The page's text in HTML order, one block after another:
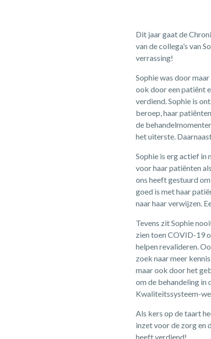
Dit jaar gaat de
van de collega’s van
verrassing!
Sophie was door
ook door een patiënt
verdiend. Sophie is
beroep, haar
de
het uiterste.
Sophie is erg actief in
voor haar patiënten
ons heeft gestuurd
goed is met haar
naar haar verwijzen.
Tevens zit Sophie
zien toen COVID-19
helpen revalideren.
zoek naar meer
maar ook door het
om de behandeling in
Kwaliteitssysteem-
Als kers op de taart
inzet voor de zorg en
heeft verdiend!